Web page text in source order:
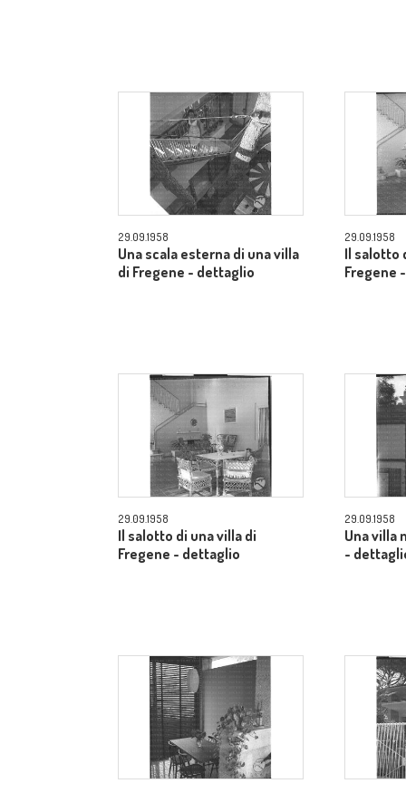
29.09.1958
Una scala esterna di una villa
di Fregene - dettaglio
29.09.1958
Il salotto
Fregene
29.09.1958
Il salotto di una villa di
Fregene - dettaglio
29.09.1958
Una villa
-